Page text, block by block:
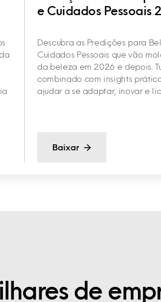
e Cuidados Pessoais
Descubra as Predições para
Cuidados Pessoais que vão
da beleza em 2026 e depois.
combinado com insights
ajudar a se adaptar, inovar e
Baixar
de